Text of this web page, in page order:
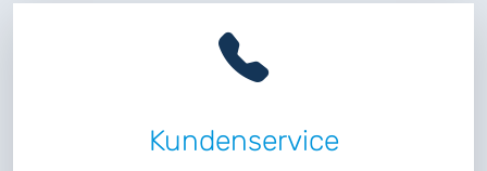
Kundenservice